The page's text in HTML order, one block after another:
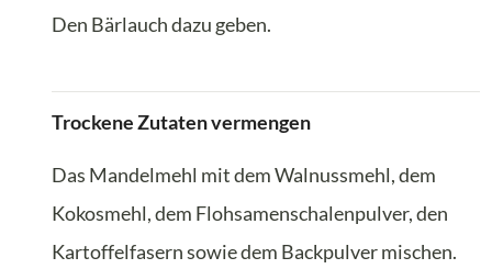
Den Bärlauch dazu geben.
Trockene Zutaten vermengen
Das Mandelmehl mit dem Walnussmehl, dem
Kokosmehl, dem Flohsamenschalenpulver, den
Kartoffelfasern sowie dem Backpulver mischen.